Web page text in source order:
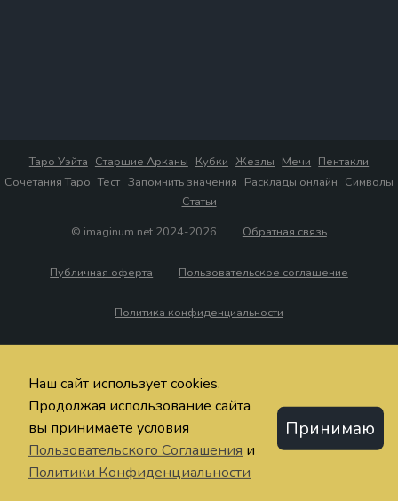
Таро Уэйта Старшие Арканы Кубки Жезлы Мечи Пентакли
Сочетания Таро Тест Запомнить значения Расклады онлайн Символы
Статьи
© imaginum.net 2024-2026
Обратная связь
Публичная оферта Пользовательское соглашение
Политика конфиденциальности
Наш сайт использует cookies.
Продолжая использование сайта
вы принимаете условия
Пользовательского Соглашения и
Политики Конфиденциальности
Принимаю